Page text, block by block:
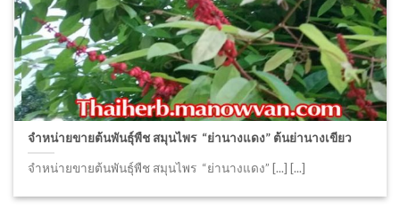
จำหน่ายขายต้นพันธุ์พืช สมุนไพร “ย่านางแดง” ต้นย่านางเขียว
จำหน่ายขายต้นพันธุ์พืช สมุนไพร “ย่านางแดง” [...] [...]